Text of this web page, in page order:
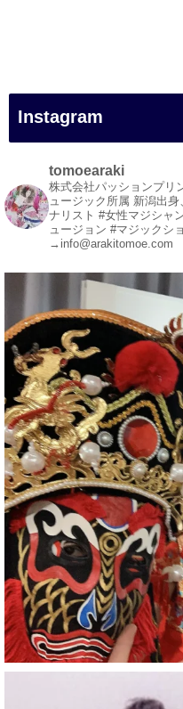
#白浜町
#変面ショー
#イベント
#宴会
#余興
1 5 X
マジシャン派遣
@comedy_illusion · 5
お疲れ様です
YouTubeを更新し
https://youtu.be/
#企業公式がお疲れ
#チャンネル登録
#愛媛県
#新居浜市
#幸福駅
#別子銅山
#鉱山観光列車
#四国
#愛媛観光
#旅行
#旅行動画
#一人旅
#観光スポット
Instagram
tomoearaki
株式会社パッションプ
ュージック所属 新潟出身
ナリスト #女性マジシャ
ュージョン #マジックシ
→info@arakitomoe.com